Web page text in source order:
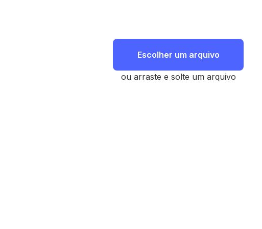
Escolher um arquivo
ou arraste e solte um arquivo